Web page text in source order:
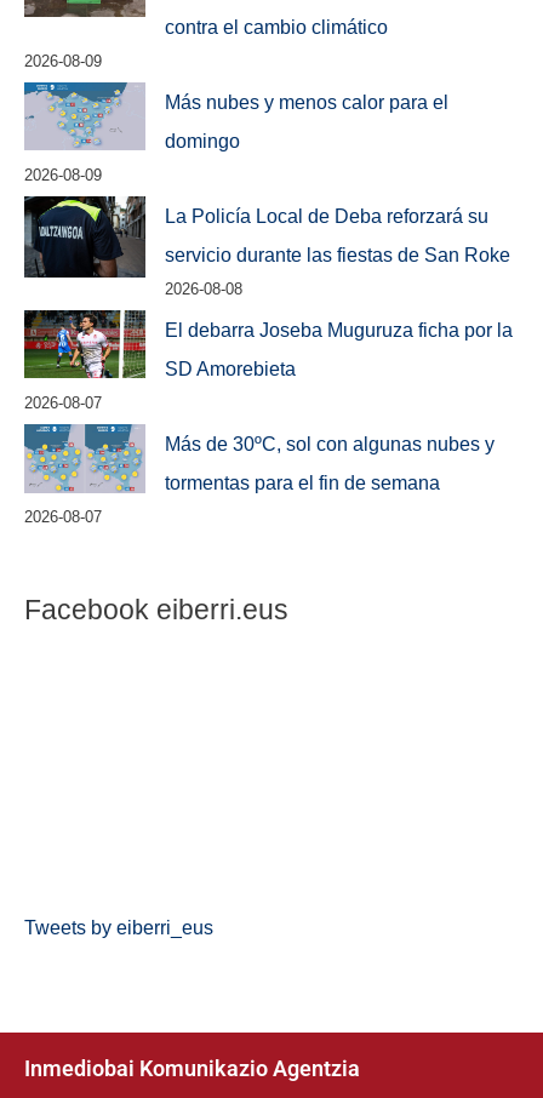
contra el cambio climático
2026-08-09
Más nubes y menos calor para el
domingo
2026-08-09
La Policía Local de Deba reforzará su
servicio durante las fiestas de San Roke
2026-08-08
El debarra Joseba Muguruza ficha por la
SD Amorebieta
2026-08-07
Más de 30ºC, sol con algunas nubes y
tormentas para el fin de semana
2026-08-07
Facebook eiberri.eus
Tweets by eiberri_eus
Inmediobai Komunikazio Agentzia